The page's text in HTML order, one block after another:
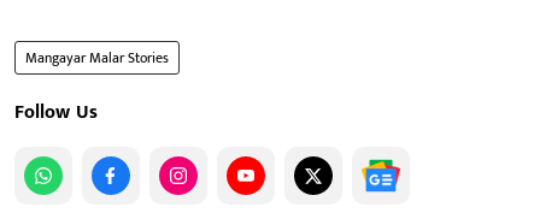
Mangayar Malar Stories
Follow Us